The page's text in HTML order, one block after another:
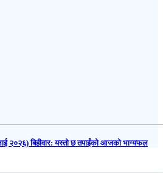
बिहीवार: यस्तो छ तपाईंको आजको भाग्यफल